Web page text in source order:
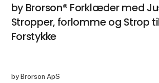
by Brorson® Forklæder med
Stropper, forlomme og Strop
Forstykke
by Brorson ApS